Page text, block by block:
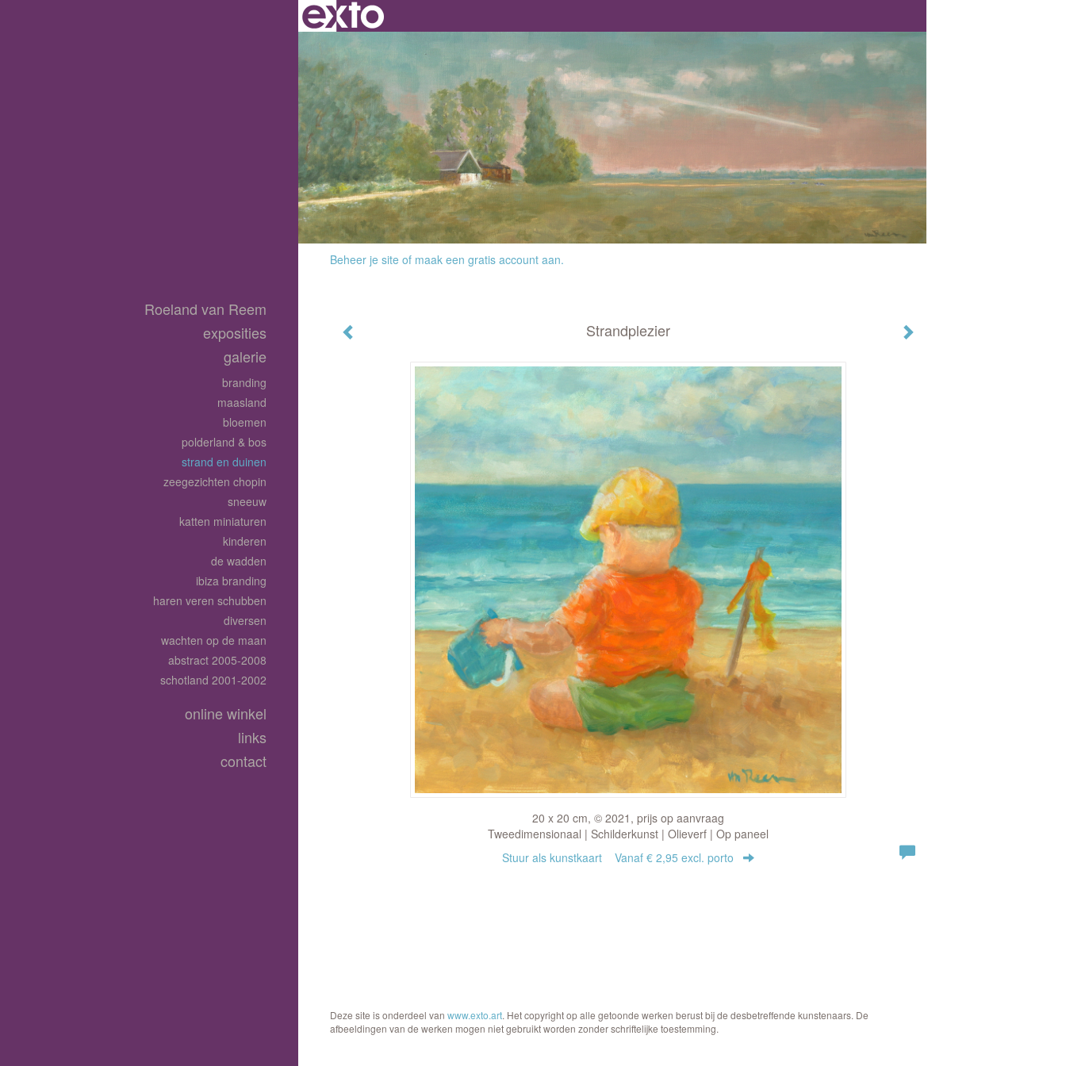
Beheer je site of maak een gratis account aan.
Strandplezier
20 x 20 cm, © 2021, prijs op aanvraag
Tweedimensionaal | Schilderkunst | Olieverf | Op paneel
Stuur als kunstkaart Vanaf € 2,95 excl. porto
Roeland van Reem
exposities
galerie
branding
maasland
bloemen
polderland & bos
strand en duinen
zeegezichten chopin
sneeuw
katten miniaturen
kinderen
de wadden
ibiza branding
haren veren schubben
diversen
wachten op de maan
abstract 2005-2008
schotland 2001-2002
online winkel
links
contact
Deze site is onderdeel van www.exto.art. Het copyright op alle getoonde werken berust bij de desbetreffende kunstenaars. De
afbeeldingen van de werken mogen niet gebruikt worden zonder schriftelijke toestemming.